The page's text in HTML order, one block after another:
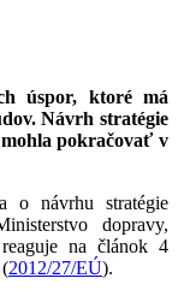
úspor, ktoré má
Návrh stratégie
pokračovať v
o návrhu stratégie
dopravy,
na článok 4
2012/27/EÚ).